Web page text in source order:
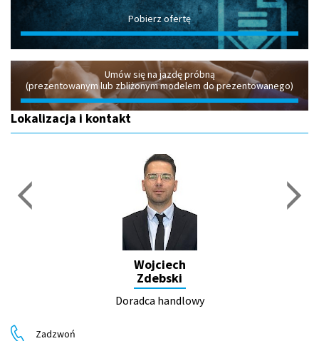
Pobierz ofertę
Umów się na jazdę próbną
(prezentowanym lub zbliżonym modelem do prezentowanego)
Lokalizacja i kontakt
Wojciech
Zdebski
Doradca handlowy
Zadzwoń